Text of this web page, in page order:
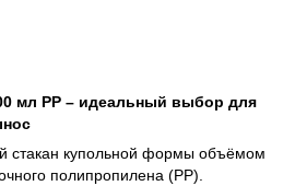
мл PP – идеальный выбор для
стакан купольной формы объёмом
полипропилена (PP).